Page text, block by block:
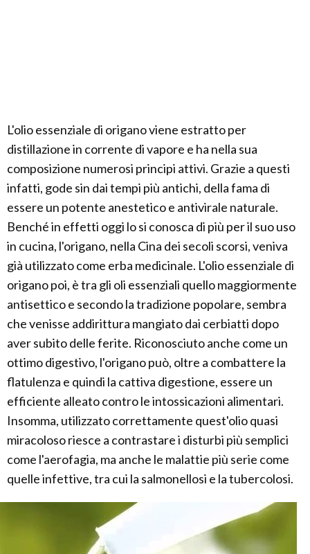
L'olio essenziale di origano viene estratto per
distillazione in corrente di vapore e ha nella sua
composizione numerosi principi attivi. Grazie a questi
infatti, gode sin dai tempi più antichi, della fama di
essere un potente anestetico e antivirale naturale.
Benché in effetti oggi lo si conosca di più per il suo uso
in cucina, l'origano, nella Cina dei secoli scorsi, veniva
già utilizzato come erba medicinale. L'olio essenziale di
origano poi, è tra gli oli essenziali quello maggiormente
antisettico e secondo la tradizione popolare, sembra
che venisse addirittura mangiato dai cerbiatti dopo
aver subito delle ferite. Riconosciuto anche come un
ottimo digestivo, l'origano può, oltre a combattere la
flatulenza e quindi la cattiva digestione, essere un
efficiente alleato contro le intossicazioni alimentari.
Insomma, utilizzato correttamente quest'olio quasi
miracoloso riesce a contrastare i disturbi più semplici
come l'aerofagia, ma anche le malattie più serie come
quelle infettive, tra cui la salmonellosi e la tubercolosi.